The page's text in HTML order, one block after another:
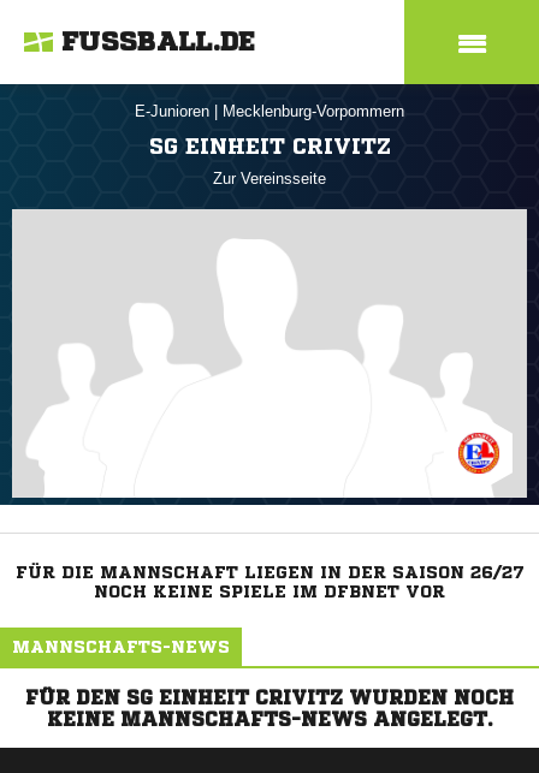
FUSSBALL.DE
E-Junioren Mecklenburg-Vorpommern
SG EINHEIT CRIVITZ
Zur Vereinsseite
FÜR DIE MANNSCHAFT LIEGEN IN DER SAISON 26/27
NOCH KEINE SPIELE IM DFBNET VOR
MANNSCHAFTS-NEWS
FÜR DEN SG EINHEIT CRIVITZ WURDEN NOCH
KEINE MANNSCHAFTS-NEWS ANGELEGT.